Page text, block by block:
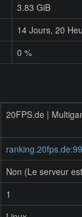
3.83 GiB
14 Jours, 20
0 %
20FPS.de |
Non (Le serveur
1